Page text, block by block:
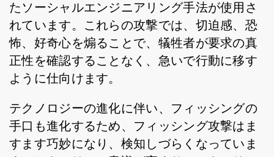
たソーシャルエンジニアリング手法が使用さ
れています。これらの攻撃では、切迫感、恐
怖、好奇心を煽ることで、犠牲者が要求の真
正性を確認することなく、急いで行動に移す
ように仕向けます。
テクノロジーの進化に伴い、フィッシングの
手口も進化するため、フィッシング攻撃はま
すます巧妙になり、検知しづらくなっていま